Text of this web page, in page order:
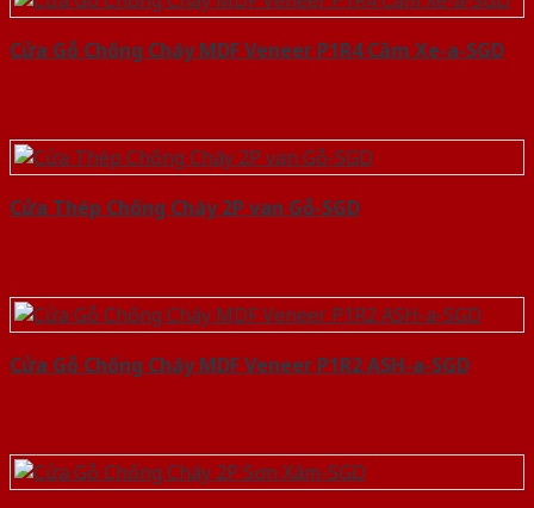
Cửa Gỗ Chống Cháy MDF Veneer P1R4 Căm Xe-a-SGD
Cửa Thép Chống Cháy 2P van Gỗ-SGD
Cửa Gỗ Chống Cháy MDF Veneer P1R2 ASH-a-SGD